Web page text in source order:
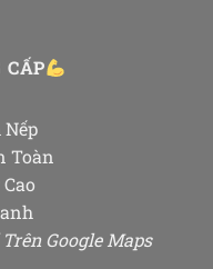
CẤP
Nếp
Toàn
Google Maps